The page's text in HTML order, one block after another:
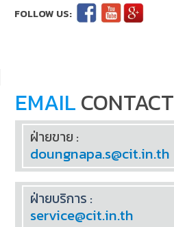
EMAILCONTACT
ฝ่ายขาย :
doungnapa.s@cit.in.th
ฝ่ายบริการ :
service@cit.in.th